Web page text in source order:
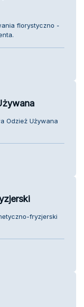
florystyczno -
Odzież Używana
fryzjerski